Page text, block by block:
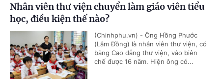
Nhân viên thư viện chuyển làm giáo viên tiểu
học, điều kiện thế nào?
(Chinhphu.vn) - Ông Hồng Phước
(Lâm Đồng) là nhân viên thư viện, có
bằng Cao đẳng thư viện, vào biên
chế được 16 năm. Hiện ông có...